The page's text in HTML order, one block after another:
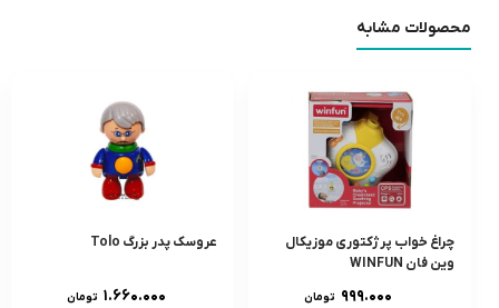
محصولات مشابه
چراغ خواب پرژکتورى موزيکال
وين فان WINFUN
۹۹۹.۰۰۰ تومان
عروسک پدر بزرگ Tolo
۱.۶۶۰.۰۰۰ تومان